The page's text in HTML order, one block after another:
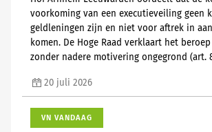
voorkoming van een executieveiling geen
geldleningen zijn en niet voor aftrek in
komen. De Hoge Raad verklaart het
zonder nadere motivering ongegrond (art.
20 juli 2026
VN VANDAAG